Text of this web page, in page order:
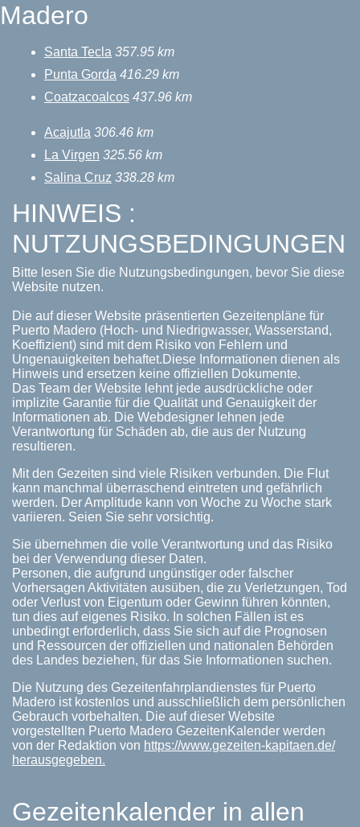
Madero
Santa Tecla 357.95 km
Punta Gorda 416.29 km
Coatzacoalcos 437.96 km
Acajutla 306.46 km
La Virgen 325.56 km
Salina Cruz 338.28 km
HINWEIS :
NUTZUNGSBEDINGUNGEN
Bitte lesen Sie die Nutzungsbedingungen, bevor Sie diese
Website nutzen.
Die auf dieser Website präsentierten Gezeitenpläne für
Puerto Madero (Hoch- und Niedrigwasser, Wasserstand,
Koeffizient) sind mit dem Risiko von Fehlern und
Ungenauigkeiten behaftet.Diese Informationen dienen als
Hinweis und ersetzen keine offiziellen Dokumente.
Das Team der Website lehnt jede ausdrückliche oder
implizite Garantie für die Qualität und Genauigkeit der
Informationen ab. Die Webdesigner lehnen jede
Verantwortung für Schäden ab, die aus der Nutzung
resultieren.
Mit den Gezeiten sind viele Risiken verbunden. Die Flut
kann manchmal überraschend eintreten und gefährlich
werden. Der Amplitude kann von Woche zu Woche stark
variieren. Seien Sie sehr vorsichtig.
Sie übernehmen die volle Verantwortung und das Risiko
bei der Verwendung dieser Daten.
Personen, die aufgrund ungünstiger oder falscher
Vorhersagen Aktivitäten ausüben, die zu Verletzungen, Tod
oder Verlust von Eigentum oder Gewinn führen könnten,
tun dies auf eigenes Risiko. In solchen Fällen ist es
unbedingt erforderlich, dass Sie sich auf die Prognosen
und Ressourcen der offiziellen und nationalen Behörden
des Landes beziehen, für das Sie Informationen suchen.
Die Nutzung des Gezeitenfahrplandienstes für Puerto
Madero ist kostenlos und ausschließlich dem persönlichen
Gebrauch vorbehalten. Die auf dieser Website
vorgestellten Puerto Madero GezeitenKalender werden
von der Redaktion von https://www.gezeiten-kapitaen.de/
herausgegeben.
Gezeitenkalender in allen